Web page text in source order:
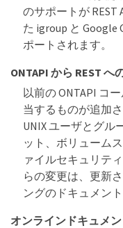
のサポートが
た igroup と Google
ポートされます。
ONTAPI から REST
以前の ONTAPI コ
当するものが追加
UNIX ユーザとグル
ット、ボリューム
ァイルセキュリテ
らの変更は、更新
ングのドキュメン
オンラインドキュメ